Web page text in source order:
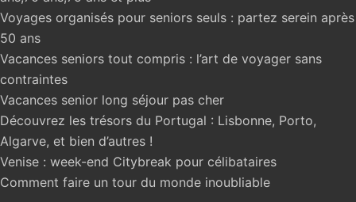
Voyages organisés pour seniors seuls : partez serein après
50 ans
Vacances seniors tout compris : l’art de voyager sans
contraintes
Vacances senior long séjour pas cher
Découvrez les trésors du Portugal : Lisbonne, Porto,
Algarve, et bien d’autres !
Venise : week-end Citybreak pour célibataires
Comment faire un tour du monde inoubliable